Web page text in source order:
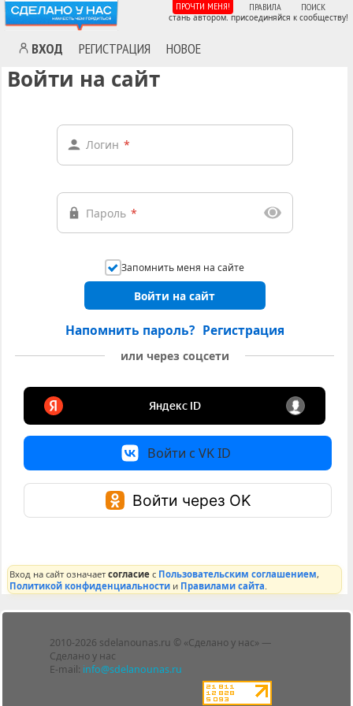
ВХОД РЕГИСТРАЦИЯ НОВОЕ
ПРОЧТИ МЕНЯ! ПРАВИЛА ПОИСК
стань автором. присоединяйся к сообществу!
Войти на сайт
Логин *
Пароль *
Запомнить меня на сайте
Войти на сайт
Напомнить пароль? Регистрация
или через соцсети
Войти с VK ID
Войти через OK
Вход на сайт означаетсогласие с Пользовательским соглашением,
Политикой конфиденциальности и Правилами сайта
2010-2026 sdelanounas.ru © «Сделано у нас» —
Сделано у нас
E-mail: info@sdelanounas.ru
Блоги
Люди
Политика